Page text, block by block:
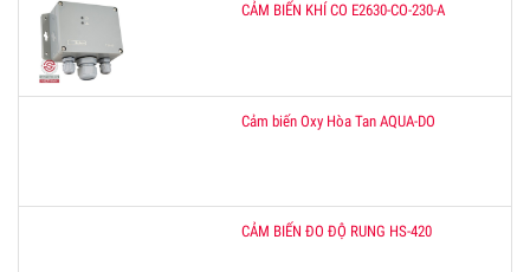
CẢM BIẾN KHÍ CO E2630-CO-230-A
Cảm biến Oxy Hòa Tan AQUA-DO
CẢM BIẾN ĐO ĐỘ RUNG HS-420